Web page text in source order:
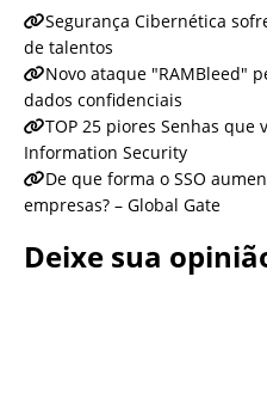
Segurança Cibernética
de talentos
Novo ataque "RAMBleed"
dados confidenciais
TOP 25 piores Senhas que
Information Security
De que forma o SSO
empresas? – Global Gate
Deixe sua